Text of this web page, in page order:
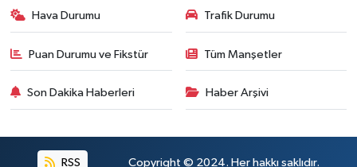
Hava Durumu Trafik Durumu
Puan Durumu ve Fikstür Tüm Manşetler
Son Dakika Haberleri Haber Arşivi
RSS Copyright © 2024. Her hakkı saklıdır.